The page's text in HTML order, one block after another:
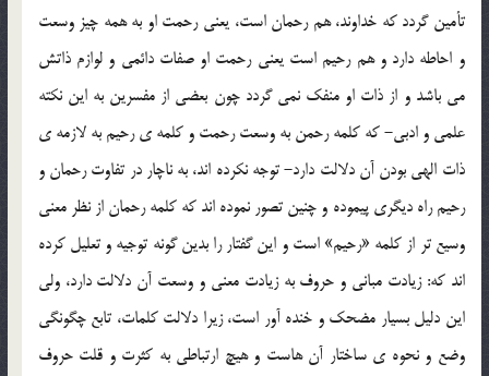
تأمين گردد که خداوند، هم رحمان است، يعني رحمت او به همه چيز وسعت
و احاطه دارد و هم رحيم است يعني رحمت او صفات دائمي و لوازم ذاتش
مي باشد و از ذات او منفک نمي گردد چون بعضي از مفسرين به اين نکته
علمي و ادبي- که کلمه رحمن به وسعت رحمت و کلمه ي رحيم به لازمه ي
ذات الهي بودن آن دلالت دارد- توجه نکرده اند، به ناچار در تفاوت رحمان و
رحيم راه ديگري پيموده و چنين تصور نموده اند که کلمه رحمان از نظر معني
وسيع تر از کلمه «رحيم» است و اين گفتار را بدين گونه توجيه و تعليل کرده
اند که: زيادت مباني و حروف به زيادت معني و وسعت آن دلالت دارد، ولي
اين دليل بسيار مضحک و خنده آور است، زيرا دلالت کلمات، تابع چگونگي
وضع و نحوه ي ساختار آن هاست و هيچ ارتباطي به کثرت و قلت حروف